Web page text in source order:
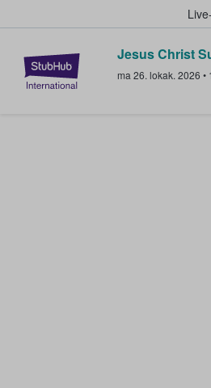
StubHub -
Jesus Christ
ma 26. lokak. 2026 •